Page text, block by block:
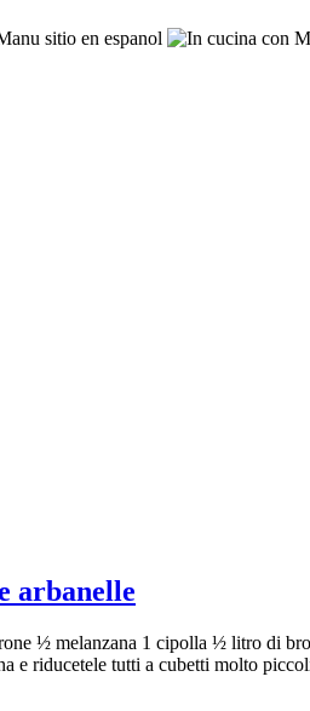
arbanelle
½ melanzana 1 cipolla ½ litro di
e riducetele tutti a cubetti molto